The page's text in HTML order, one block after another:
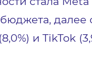
далее
и TikTok